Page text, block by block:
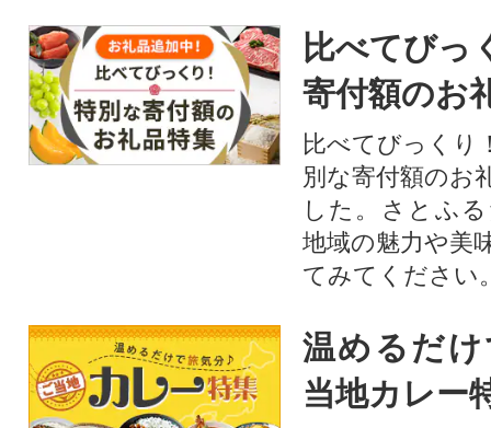
比べてびっ
寄付額のお
比べてびっくり
別な寄付額のお
した。さとふ
地域の魅力や美
てみてください
温めるだ
当地カレー